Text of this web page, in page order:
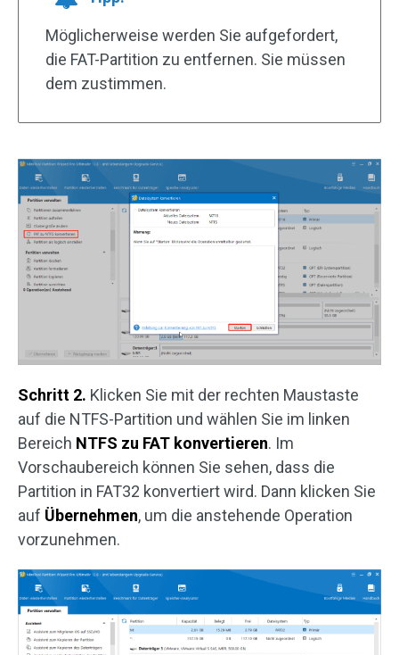
Möglicherweise werden Sie aufgefordert,
die FAT-Partition zu entfernen. Sie müssen
dem zustimmen.
Schritt 2. Klicken Sie mit der rechten Maustaste
auf die NTFS-Partition und wählen Sie im linken
Bereich NTFS zu FAT konvertieren. Im
Vorschaubereich können Sie sehen, dass die
Partition in FAT32 konvertiert wird. Dann klicken Sie
auf Übernehmen, um die anstehende Operation
vorzunehmen.